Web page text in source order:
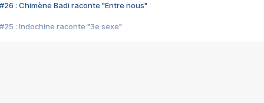
#26 : Chimène Badi raconte "Entre nous"
#25 : Indochine raconte "3e sexe"